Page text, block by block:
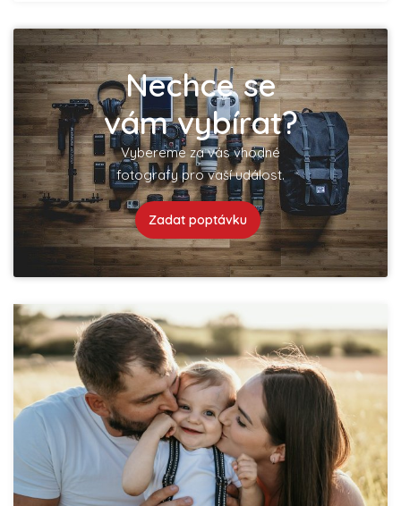
Nechce se
vám vybírat?
Vybereme za vás vhodné
fotografy pro vaší událost.
Zadat poptávku